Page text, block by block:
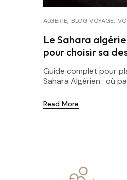
ALGÉRIE BLOG VOYAGE
Le Sahara
pour choisir sa
Guide complet pour
Sahara Algérien : où
Read More